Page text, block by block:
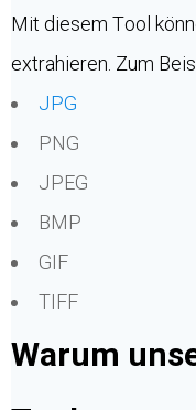
Mit diesem Tool
extrahieren. Zum
JPG
PNG
JPEG
BMP
GIF
TIFF
Warum